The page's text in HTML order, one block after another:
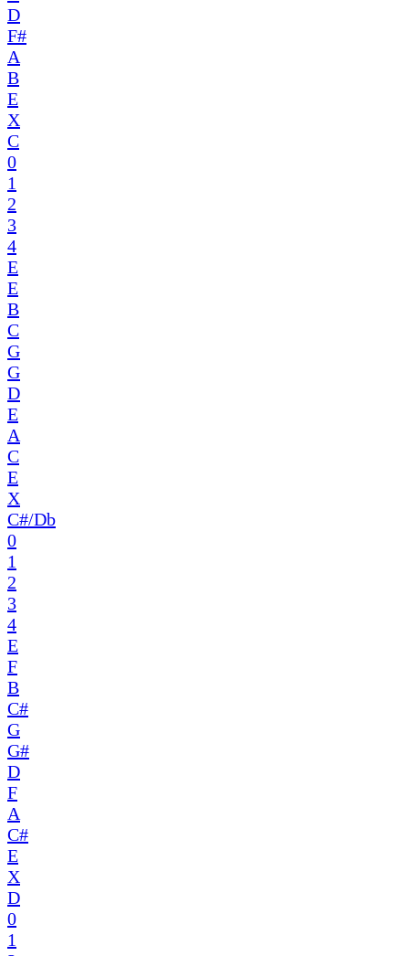
D
F#
A
B
E
X
C
0
1
2
3
4
E
E
B
C
G
G
D
E
A
C
E
X
C#/Db
0
1
2
3
4
E
F
B
C#
G
G#
D
F
A
C#
E
X
D
0
1